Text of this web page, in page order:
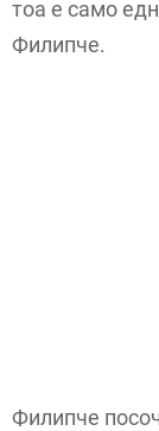
тоа е само
Филипче.
Филипче